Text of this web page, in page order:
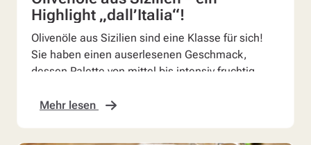
Highlight „dall’Italia“!
Olivenöle aus Sizilien sind eine Klasse für sich!
Sie haben einen auserlesenen Geschmack,
dessen Palette von mittel bis intensiv fruchtig
Mehr lesen